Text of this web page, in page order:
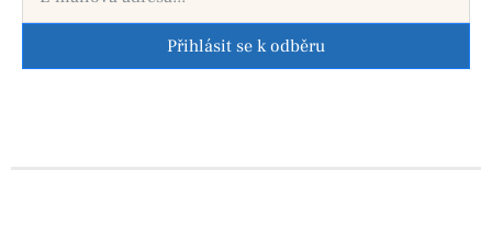
Přihlásit se k odběru